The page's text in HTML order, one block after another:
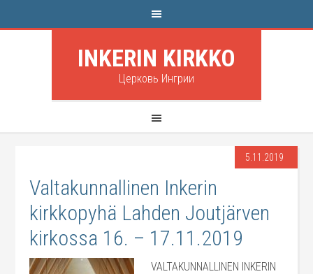
INKERIN KIRKKO
Церковь Ингрии
5.11.2019
Valtakunnallinen Inkerin
kirkkopyhä Lahden Joutjärven
kirkossa 16. – 17.11.2019
VALTAKUNNALLINEN INKERIN